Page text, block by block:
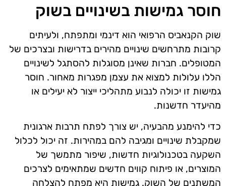
חוסר גמישות בשינויים בשוק
שוק הקנאביס הרפואי הוא דינמי ומתפתח, ולעיתים
קרובות מתרחשים שינויים מהירים בדרישות ובצרכים של
המטופלים. חברות שאינן מסוגלות להסתגל לשינויים
הללו עלולות למצוא את עצמן מפגרות מאחור. חוסר
גמישות זו יכולה לנבוע מתהליכי ייצור לא יעילים או
מהיעדר חדשנות.
כדי להימנע מהבעיה, יש צורך לפתח תרבות ארגונית
שמקבלת שינויים ומגיבה להם במהירות. זה יכול לכלול
השקעה בטכנולוגיות חדשות, שיפור מתמשך של
המוצרים, או פיתוח קווים חדשים שמתאימים לצרכים
המשתנים של השוק. גמישות היא מפתח להצלחה